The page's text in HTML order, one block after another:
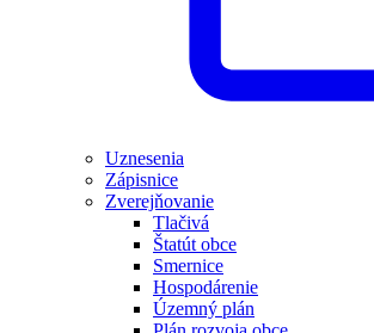
Uznesenia
Zápisnice
Zverejňovanie
Tlačivá
Štatút obce
Smernice
Hospodárenie
Územný plán